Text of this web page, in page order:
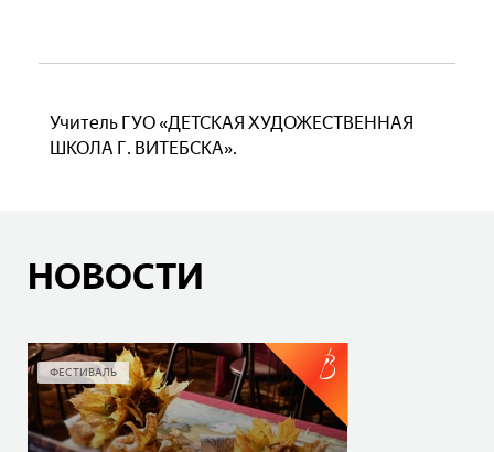
Учитель ГУО «ДЕТСКАЯ ХУДОЖЕСТВЕННАЯ
ШКОЛА Г. ВИТЕБСКА».
НОВОСТИ
ФЕСТИВАЛЬ